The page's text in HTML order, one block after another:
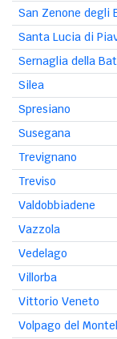
San Zenone degli
Santa Lucia di
Sernaglia della
Silea
Spresiano
Susegana
Trevignano
Treviso
Valdobbiadene
Vazzola
Vedelago
Villorba
Vittorio Veneto
Volpago del